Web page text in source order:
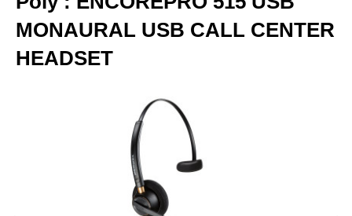
MONAURAL USB CALL CENTER
HEADSET